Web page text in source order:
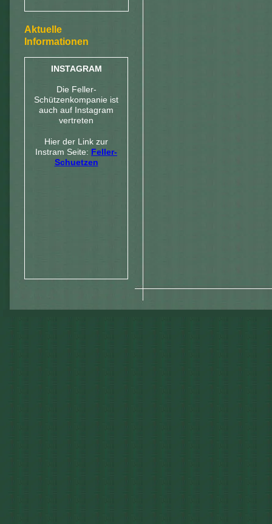
Aktuelle
Informationen
INSTAGRAM
Die Feller-
Schützenkompanie ist
auch auf Instagram
vertreten
Hier der Link zur
Instram Seite: Feller-
Schuetzen